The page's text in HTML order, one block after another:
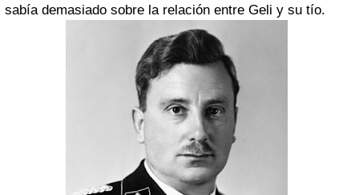
sabía demasiado sobre la relación entre Geli y su tío.